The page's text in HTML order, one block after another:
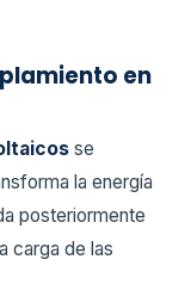
en
se
la energía
posteriormente
carga de las